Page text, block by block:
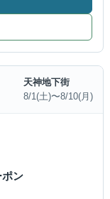
天神地下街
8/1(土)〜8/10(月)
ン